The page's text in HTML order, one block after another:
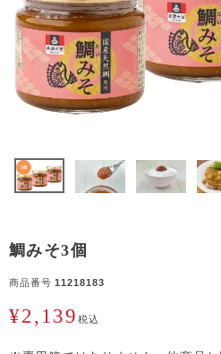
鯛みそ3個
商品番号 11218183
¥2,139税込